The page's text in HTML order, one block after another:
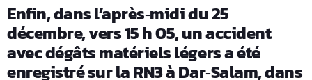
Enfin, dans l’après‑midi du 25
décembre, vers 15 h 05, un accident
avec dégâts matériels légers a été
enregistré sur la RN3 à Dar‑Salam, dans